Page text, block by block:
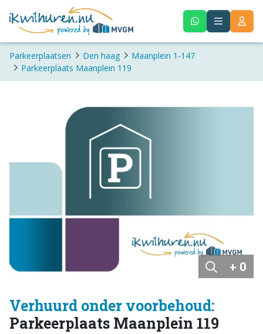
Parkeerplaatsen Den haag
Maanplein 1-147
Parkeerplaats Maanplein 119
+ 0
Verhuurd onder voorbehoud:
Parkeerplaats Maanplein 119